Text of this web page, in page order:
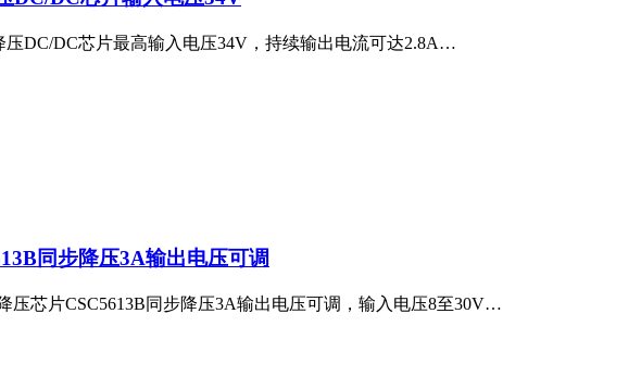
压DC/DC芯片最高输入电压34V，持续输出电流可达2.8A…
同步降压3A输出电压可调
压芯片CSC5613B同步降压3A输出电压可调，输入电压8至30V…